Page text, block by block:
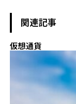
関連記事
仮想通貨